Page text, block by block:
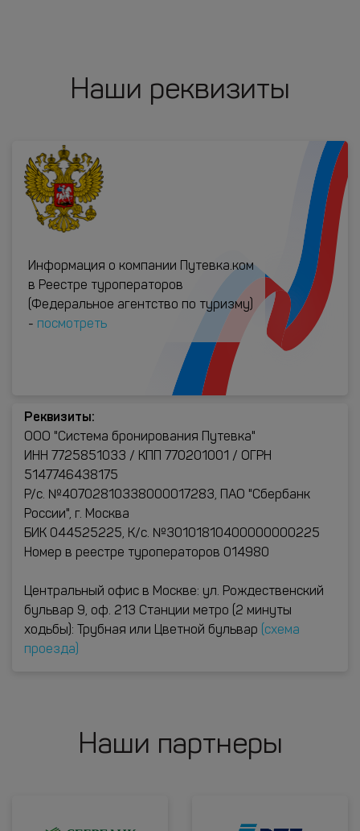
Наши реквизиты
Информация о компании Путевка.ком
в Реестре туроператоров
(Федеральное агентство по туризму)
- посмотреть
Реквизиты:
ООО "Система бронирования Путевка"
ИНН 7725851033 / КПП 770201001 / ОГРН
5147746438175
Р/с. №40702810338000017283, ПАО "Сбербанк
России", г. Москва
БИК 044525225, К/с. №30101810400000000225
Номер в реестре туроператоров 014980
Центральный офис в Москве: ул. Рождественский
бульвар 9, оф. 213 Станции метро (2 минуты
ходьбы): Трубная или Цветной бульвар
(схема
проезда)
Наши партнеры